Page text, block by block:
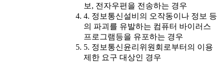
보, 전자우편을 전송하는 경우
4. 정보통신설비의 오작동이나 정보 등
의 파괴를 유발하는 컴퓨터 바이러스
프로그램등을 유포하는 경우
5. 정보통신윤리위원회로부터의 이용
제한 요구 대상인 경우